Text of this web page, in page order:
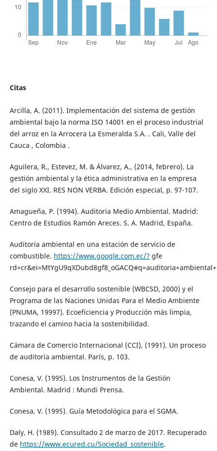
Citas
Arcilla, A. (2011). Implementación del sistema de gestión
ambiental bajo la norma ISO 14001 en el proceso industrial
del arroz en la Arrocera La Esmeralda S.A. . Cali, Valle del
Cauca , Colombia .
Aguilera, R., Estevez, M. & Álvarez, A., (2014, febrero). La
gestión ambiental y la ética administrativa en la empresa
del siglo XXI. RES NON VERBA. Edición especial, p. 97-107.
Amagueña, P. (1994). Auditoria Medio Ambiental. Madrid:
Centro de Estudios Ramón Areces. S. A. Madrid, España.
Auditoría ambiental en una estación de servicio de
combustible. https://www.google.com.ec/?gfe
Consejo para el desarrollo sostenible (WBCSD, 2000) y el
Programa de las Naciones Unidas Para el Medio Ambiente
(PNUMA, 19997). Ecoeficiencia y Producción más limpia,
trazando el camino hacia la sostenibilidad.
Cámara de Comercio Internacional (CCI), (1991). Un proceso
de auditoría ambiental. París, p. 103.
Conesa, V. (1995). Los Instrumentos de la Gestión
Ambiental. Madrid : Mundi Prensa.
Conesa. V. (1995). Guía Metodológica para el SGMA.
Daly, H. (1989). Consultado 2 de marzo de 2017. Recuperado
de https://www.ecured.cu/Sociedad_sostenible.